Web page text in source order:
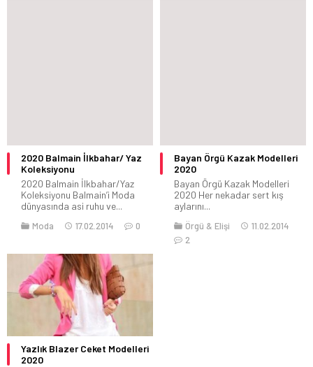
2020 Balmain İlkbahar/ Yaz
Koleksiyonu
2020 Balmain İlkbahar/Yaz
Koleksiyonu Balmain’i Moda
dünyasında asi ruhu ve...
Moda 17.02.2014 0
Bayan Örgü Kazak Modelleri
2020
Bayan Örgü Kazak Modelleri
2020 Her nekadar sert kış
aylarını...
Örgü & Elişi
11.02.2014
2
Yazlık Blazer Ceket Modelleri
2020